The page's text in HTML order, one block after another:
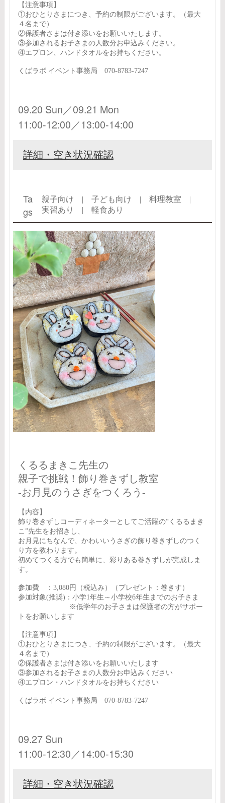
【注意事項】
①おひとりさまにつき、予約の制限がございます。（最大
４名まで）
②保護者さまは付き添いをお願いいたします。
③参加されるお子さまの人数分お申込みください。
④エプロン、ハンドタオルをお持ちください。
くばラボ イベント事務局 070-8783-7247
09.20 Sun／09.21 Mon
11:00-12:00／13:00-14:00
詳細・空き状況確認
Ta
gs
親子向け |子ども向け |料理教室 |
実習あり |軽食あり
くるるまきこ先生の
親子で挑戦！飾り巻きずし教室
‐お月見のうさぎをつくろう‐
【内容】
飾り巻きずしコーディネーターとしてご活躍の“くるるまき
こ”先生をお招きし、
お月見にちなんで、かわいいうさぎの飾り巻きずしのつく
り方を教わります。
初めてつくる方でも簡単に、彩りある巻きずしが完成しま
す。
参加費 ：3,080円（税込み）（プレゼント：巻きす）
参加対象(推奨)：小学1年生～小学校6年生までのお子さま
※低学年のお子さまは保護者の方がサポー
トをお願いします
【注意事項】
①おひとりさまにつき、予約の制限がございます。（最大
４名まで）
②保護者さまは付き添いをお願いいたします
③参加されるお子さまの人数分お申込みください
④エプロン・ハンドタオルをお持ちください
くばラボ イベント事務局 070-8783-7247
09.27 Sun
11:00-12:30／14:00-15:30
詳細・空き状況確認